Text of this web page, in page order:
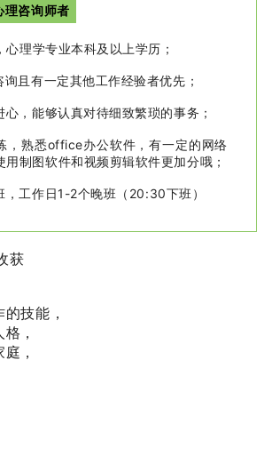
咨询师者
理学专业本科及以上学历；
且有一定其他工作经验者优先；
，能够认真对待细致繁琐的事务；
，熟悉office办公软件，有一定的网络
制图软件和视频剪辑软件更加分哦；
，工作日1-2个晚班（20:30下班）
获
技能，
，
，